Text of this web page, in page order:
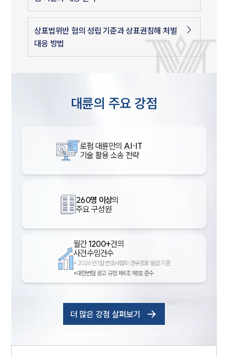
상표법위반 혐의 성립 기준과 상표권침해 처벌
대응 방법
대륜의 주요 강점
로펌 대륜만의 AI·IT
기술 활용 소송 전략
260명 이상의
주요 구성원
월간1200+건의
사건수임건수
* 2026년 1월 변호사협회 경유증표 발급 기준
*대한변협 광고 규정 제4조 제1호 준수
더 많은 강점 살펴보기